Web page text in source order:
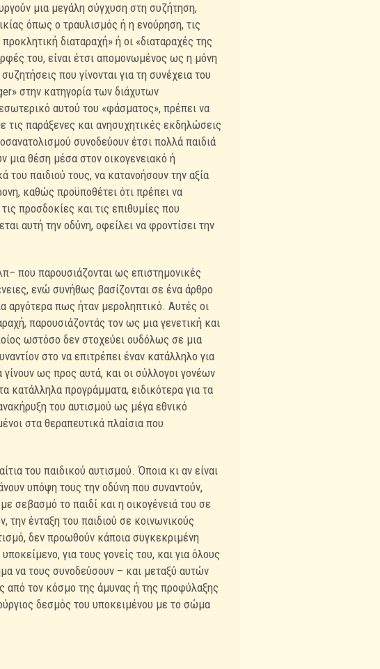
μια μεγάλη σύγχυση στη συζήτηση,
όπως ο τραυλισμός ή η ενούρηση, τις
διαταραχή» ή οι «διαταραχές της
του, είναι έτσι απομονωμένος ως η μόνη
που γίνονται για τη συνέχεια του
στην κατηγορία των διάχυτων
αυτού του «φάσματος», πρέπει να
παράξενες και ανησυχητικές εκδηλώσεις
συνοδεύουν έτσι πολλά παιδιά
μια θέση μέσα στον οικογενειακό ή
του παιδιού τους, να κατανοήσουν την αξία
καθώς προϋποθέτει ότι πρέπει να
προσδοκίες και τις επιθυμίες που
αυτή την οδύνη, οφείλει να φροντίσει την
που παρουσιάζονται ως επιστημονικές
ενώ συνήθως βασίζονται σε ένα άρθρο
αργότερα πως ήταν μεροληπτικό. Αυτές οι
παρουσιάζοντάς τον ως μια γενετική και
ωστόσο δεν στοχεύει ουδόλως σε μια
στο να επιτρέπει έναν κατάλληλο για
ως προς αυτά, και οι σύλλογοι γονέων
κατάλληλα προγράμματα, ειδικότερα για τα
του αυτισμού ως μέγα εθνικό
στα θεραπευτικά πλαίσια που
του παιδικού αυτισμού. Όποια κι αν είναι
υπόψη τους την οδύνη που συναντούν,
σεβασμό το παιδί και η οικογένειά του σε
την ένταξη του παιδιού σε κοινωνικούς
δεν προωθούν κάποια συγκεκριμένη
για τους γονείς του, και για όλους
να τους συνοδεύσουν – και μεταξύ αυτών
από τον κόσμο της άμυνας ή της προφύλαξης
δεσμός του υποκειμένου με το σώμα